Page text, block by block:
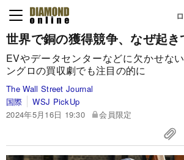
世界で銅の獲得競争、なぜ起
EVやデータセンターなどに欠かせな
ングロの買収劇でも注目の的に
The Wall Street Journal
国際
WSJ PickUp
2024年5月16日 19:30
会員限定